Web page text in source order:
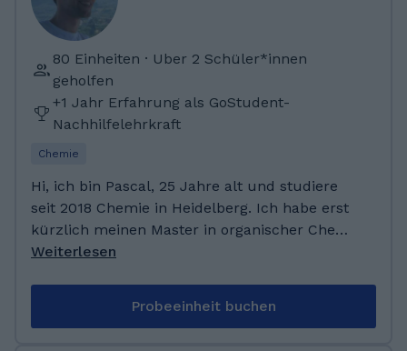
80 Einheiten · Uber 2 Schüler*innen
geholfen
+1 Jahr Erfahrung als GoStudent-
Nachhilfelehrkraft
Chemie
Hi, ich bin Pascal, 25 Jahre alt und studiere
seit 2018 Chemie in Heidelberg. Ich habe erst
kürzlich meinen Master in organischer Chemie
abgeschlossen. In meiner Freizeit mache ich
Weiterlesen
Probeeinheit buchen